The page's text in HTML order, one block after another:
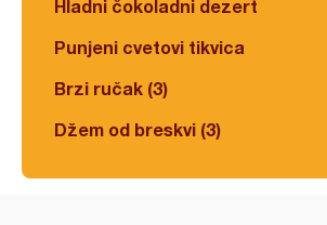
Hladni čokoladni dezert
Punjeni cvetovi tikvica
Brzi ručak (3)
Džem od breskvi (3)